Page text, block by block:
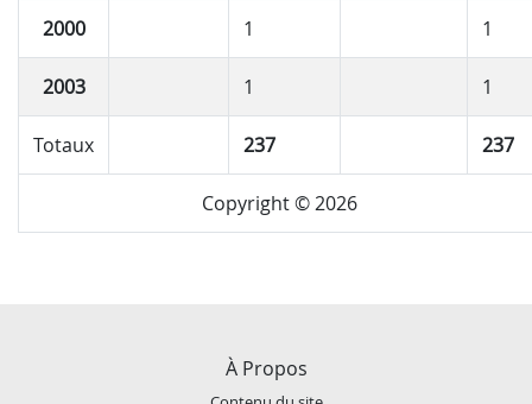
2000 1 1
2003 1 1
Totaux 237 237
Copyright © 2026
À Propos